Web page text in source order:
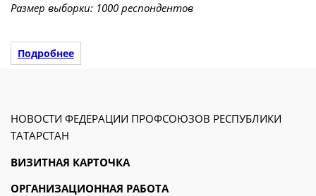
Размер выборки: 1000 респондентов
Подробнее
НОВОСТИ ФЕДЕРАЦИИ ПРОФСОЮЗОВ РЕСПУБЛИКИ
ТАТАРСТАН
ВИЗИТНАЯ КАРТОЧКА
ОРГАНИЗАЦИОННАЯ РАБОТА